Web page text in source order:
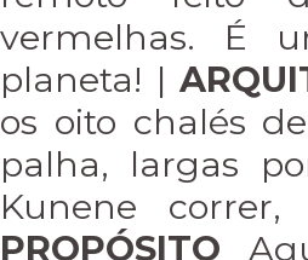
vermelhas. É
planeta! |
os oito chalés de
palha, largas
Kunene
PROPÓSITO